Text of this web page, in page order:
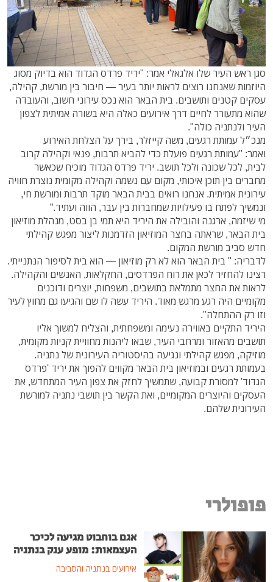
סגן ראש העיר שלו אלגאלי אמר: "יריד פרדס הגדוד הוא בדיוק מסוג
היוזמות שאנחנו רוצים לראות יותר בעיר — חיבור בין מורשת, קהילה,
עסקים קטנים ותושבים. בית הבאר הוא נכס עירוני חשוב, והעובדה
שהוא מתעורר לחיים דרך אירועים כאלה היא בשורה אמיתית לצפון
העיר ולנתניה כולה".
מנכ״ל עמותת רגעים, משה קייזלר, בירך על הצלחת האירוע
ואמר: "עמותת רגעים פועלת כדי להביא תרבות, פנאי וקהילה קרוב
לבית, לכל שכונה ולכל תושב. יריד פרדס הגדוד מוכיח שכאשר
מחברים בין תוכן איכותי, מקום עם נשמה וקהילה מקומית נוצרת חוויה
עירונית אמיתית. אנחנו רואים בבית הבאר מוקד תרבות ומורשת חי,
ונמשיך לפתח בו פעילויות שמחברות בין עבר, הווה ועתיד.”
מי שיזמה, ארגנה והובילה את היריד היא תמי בן בסט, מנהלת מוזיאון
בית הבאר, שראתה בחצר המוזיאון הזדמנות ליצור מפגש קהילתי
חדש סביב מורשת המקום.
לדבריה: " בית הבאר הוא לא רק מוזיאון — הוא בית לסיפור הנתנייתי.
רצינו להחזיר לכאן את רוח הפרדסים, החקלאות, האנשים והקהילה.
לראות את החצר מתמלאת בתושבים, משפחות, יוצרים ודוכנים
מקומיים היה רגע מרגש מאוד. היריד עשה לו שם והגיעו גם מחוץ לעיר
וזו רק ההתחלה".
היריד התקיים באווירה נעימה ומשפחתית, והצליח למשוך אליו
תושבים מהאזור ומרחבי העיר, שבאו ליהנות מחוויית קניות מקומית,
מוזיקה, מפגש קהילתי ונגיעה בהיסטוריה העירונית של נתניה.
בעמותת רגעים ובמוזיאון בית הבאר מקווים להפוך את יריד 'פרדס
הגדוד' למסורת קבועה, שתמשיך לחזק את צפון העיר המתחדש, את
העסקים והיוצרים המקומיים, ואת הקשר בין תושבי נתניה למורשת
העירונית שלהם.
פופולרי
אגם בוחבוט מגיעה לכיכר
העצמאות: מופע ענק בנתניה
אירועים בנתניה והסביבה